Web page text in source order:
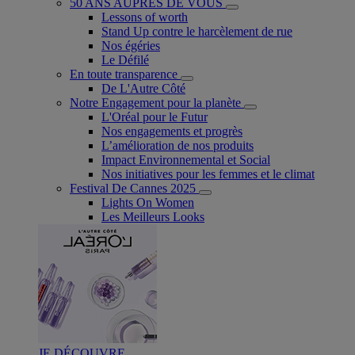
50 ANS AUPRÈS DE VOUS
Lessons of worth
Stand Up contre le harcèlement de rue
Nos égéries
Le Défilé
En toute transparence
De L'Autre Côté
Notre Engagement pour la planète
L'Oréal pour le Futur
Nos engagements et progrès
L’amélioration de nos produits
Impact Environnemental et Social
Nos initiatives pour les femmes et le climat
Festival De Cannes 2025
Lights On Women
Les Meilleurs Looks